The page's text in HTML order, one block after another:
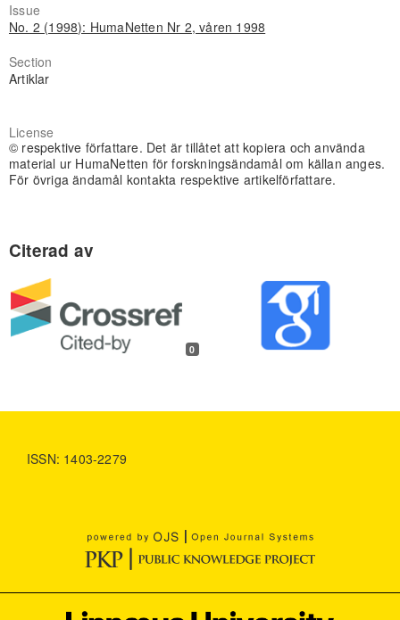
Issue
No. 2 (1998): HumaNetten Nr 2, våren 1998
Section
Artiklar
License
© respektive författare. Det är tillåtet att kopiera och använda
material ur HumaNetten för forskningsändamål om källan anges.
För övriga ändamål kontakta respektive artikelförfattare.
0
ISSN: 1403-2279